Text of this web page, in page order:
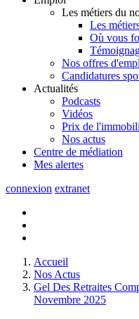
Les métiers du
Les
Où vous
Nos offres
Candidatures
Actualités
Podcasts
Vidéos
Prix de
Nos actus
Centre de médiation
Mes alertes
connexion extranet
Accueil
Nos Actus
Gel Des Retraites
Novembre 2025